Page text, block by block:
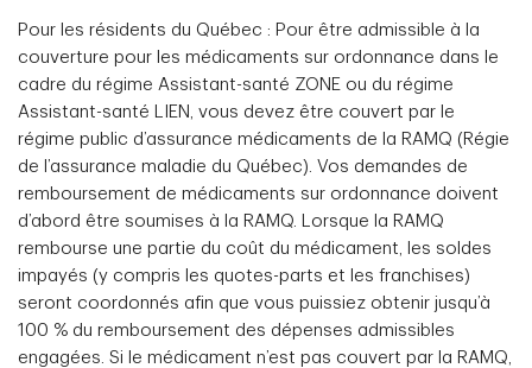
Pour les résidents du Québec : Pour être admissible à la
couverture pour les médicaments sur ordonnance dans le
cadre du régime Assistant-santé ZONE ou du régime
Assistant-santé LIEN, vous devez être couvert par le
régime public d’assurance médicaments de la RAMQ (Régie
de l’assurance maladie du Québec). Vos demandes de
remboursement de médicaments sur ordonnance doivent
d’abord être soumises à la RAMQ. Lorsque la RAMQ
rembourse une partie du coût du médicament, les soldes
impayés (y compris les quotes-parts et les franchises)
seront coordonnés afin que vous puissiez obtenir jusqu’à
100 % du remboursement des dépenses admissibles
engagées. Si le médicament n’est pas couvert par la RAMQ,